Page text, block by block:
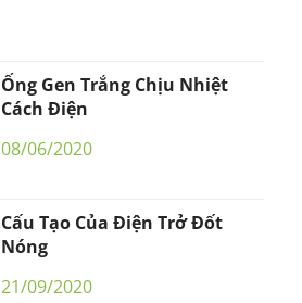
Ống Gen Trắng Chịu Nhiệt
Cách Điện
08/06/2020
Cấu Tạo Của Điện Trở Đốt
Nóng
21/09/2020